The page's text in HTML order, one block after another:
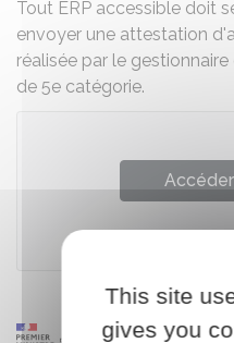
Tout ERP accessible doit
envoyer une attestation
réalisée par le
de 5e catégorie.
This site
gives you